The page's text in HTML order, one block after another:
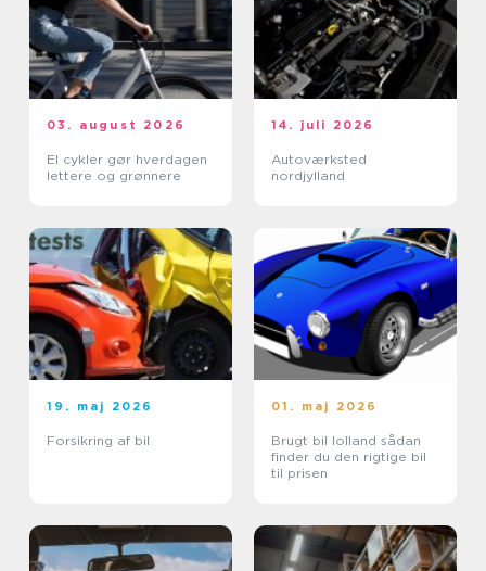
03. august 2026
El cykler gør hverdagen
lettere og grønnere
14. juli 2026
Autoværksted
nordjylland
19. maj 2026
Forsikring af bil
01. maj 2026
Brugt bil lolland sådan
finder du den rigtige bil
til prisen